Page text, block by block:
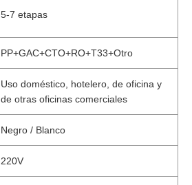
5-7 etapas
PP+GAC+CTO+RO+T33+Otro
Uso doméstico, hotelero, de oficina y
de otras oficinas comerciales
Negro / Blanco
220V